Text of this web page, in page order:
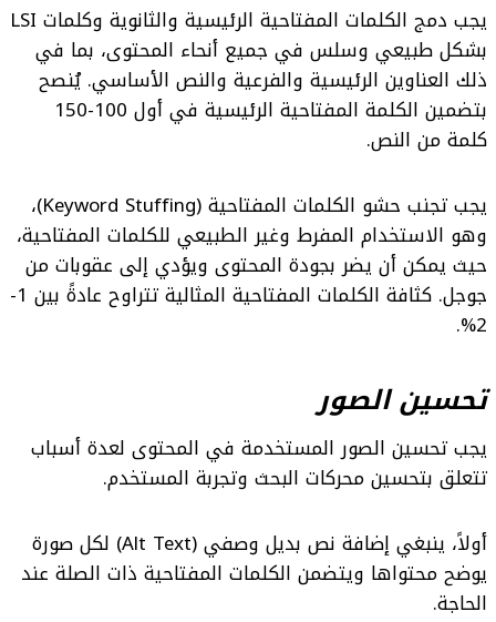
يجب دمج الكلمات المفتاحية الرئيسية والثانوية وكلمات LSI
بشكل طبيعي وسلس في جميع أنحاء المحتوى، بما في
ذلك العناوين الرئيسية والفرعية والنص الأساسي. يُنصح
بتضمين الكلمة المفتاحية الرئيسية في أول 100-150
كلمة من النص.
يجب تجنب حشو الكلمات المفتاحية (Keyword Stuffing)،
وهو الاستخدام المفرط وغير الطبيعي للكلمات المفتاحية،
حيث يمكن أن يضر بجودة المحتوى ويؤدي إلى عقوبات من
جوجل. كثافة الكلمات المفتاحية المثالية تتراوح عادةً بين 1-
2%.
تحسين الصور
يجب تحسين الصور المستخدمة في المحتوى لعدة أسباب
تتعلق بتحسين محركات البحث وتجربة المستخدم.
أولاً، ينبغي إضافة نص بديل وصفي (Alt Text) لكل صورة
يوضح محتواها ويتضمن الكلمات المفتاحية ذات الصلة عند
الحاجة.